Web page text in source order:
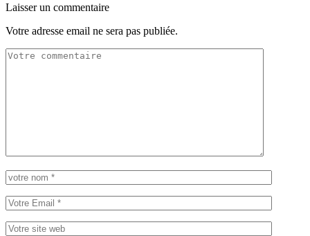
Laisser un commentaire
Votre adresse email ne sera pas publiée.